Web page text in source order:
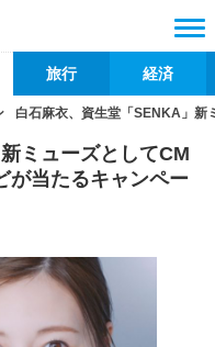
旅行 経済
白石麻衣、資生堂「SENKA」新
ミューズとしてCM
が当たるキャンペー